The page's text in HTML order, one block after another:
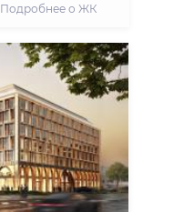
Подробнее о ЖК